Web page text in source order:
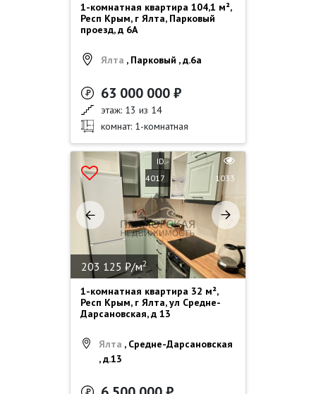
1-комнатная квартира 104,1 м²,
Респ Крым, г Ялта, Парковый
проезд, д 6А
Ялта , Парковый , д.6а
63 000 000 ₽
этаж: 13 из 14
комнат: 1-комнатная
ID
4017
1033
203 125 ₽/м2
1-комнатная квартира 32 м²,
Респ Крым, г Ялта, ул Средне-
Дарсановская, д 13
Ялта , Средне-Дарсановская
, д.13